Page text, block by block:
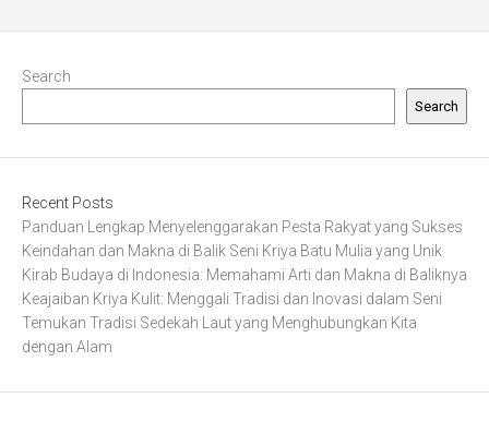
Search
Search
Recent Posts
Panduan Lengkap Menyelenggarakan Pesta Rakyat yang Sukses
Keindahan dan Makna di Balik Seni Kriya Batu Mulia yang Unik
Kirab Budaya di Indonesia: Memahami Arti dan Makna di Baliknya
Keajaiban Kriya Kulit: Menggali Tradisi dan Inovasi dalam Seni
Temukan Tradisi Sedekah Laut yang Menghubungkan Kita
dengan Alam